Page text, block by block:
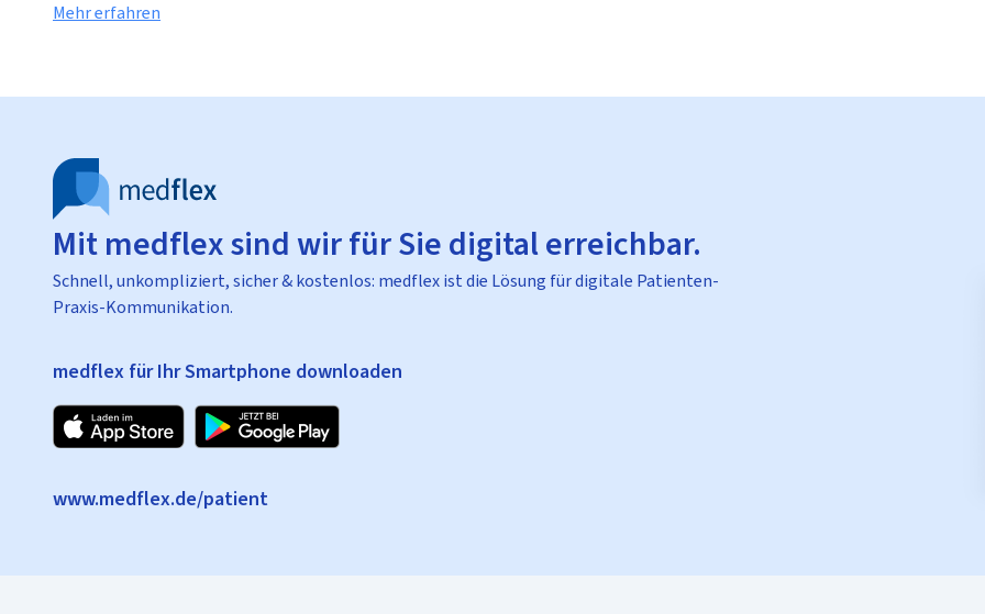
Mehr erfahren
Mit medflex sind wir für Sie digital erreichbar.
Schnell, unkompliziert, sicher & kostenlos: medflex ist die Lösung für digitale Patienten-
Praxis-Kommunikation.
medflex für Ihr Smartphone downloaden
www.medflex.de/patient